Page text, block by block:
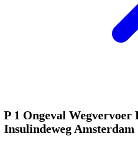
P 1 Ongeval Wegvervoer
Insulindeweg Amsterdam